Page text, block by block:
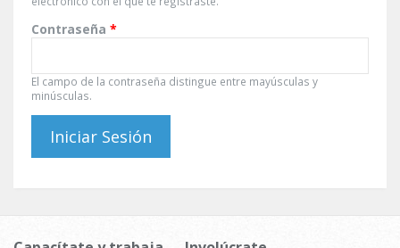
Contraseña *
El campo de la contraseña distingue entre mayúsculas y
minúsculas.